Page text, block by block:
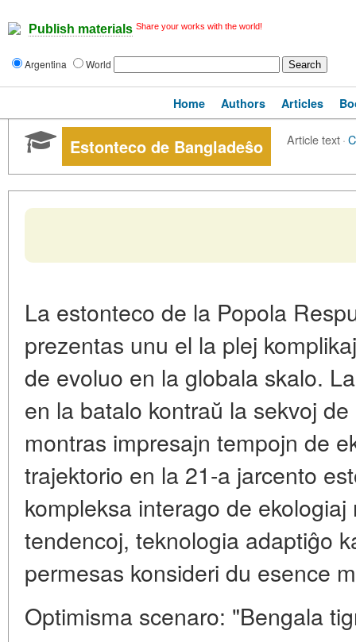
Publish materials Share your works with the world!
Argentina World
Home Authors Articles
Estonteco de Bangladeŝo Article text·
La estonteco de la Popola
prezentas unu el la plej
de evoluo en la globala skalo.
en la batalo kontraŭ la sekvoj
montras impresajn tempojn de
trajektorio en la 21-a jarcento
kompleksa interago de
tendencoj, teknologia adaptiĝo
permesas konsideri du esence
Optimisma scenaro: "Bengala